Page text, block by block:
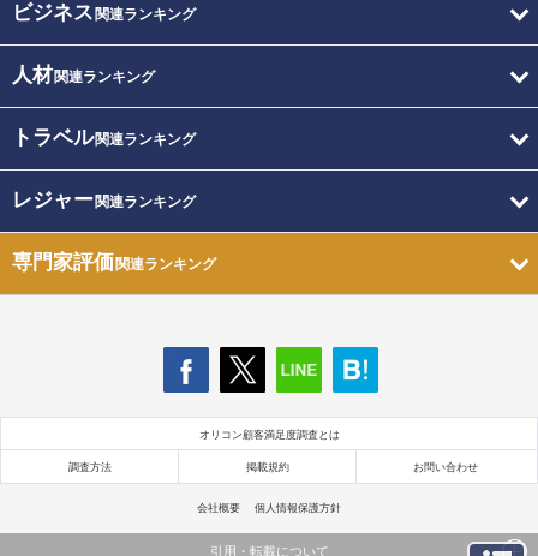
ビジネス 関連ランキング
人材関連ランキング
トラベル関連ランキング
レジャー関連ランキング
専門家評価関連ランキング
オリコン顧客満足度調査とは
調査方法 掲載規約 お問い合わせ
会社概要 個人情報保護方針
引用・転載について